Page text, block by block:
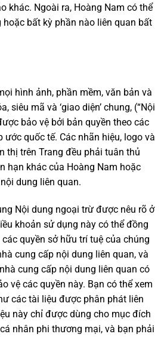
khác. Ngoài ra, Hoàng Nam có thể
hoặc bất kỳ phần nào liên quan bất
hình ảnh, phần mềm, văn bản và
siêu mã và ‘giao diện’ chung, (“Nội
bảo vệ bởi bản quyền theo các
ước quốc tế. Các nhãn hiệu, logo và
thị trên Trang đều phải tuân thủ
hạn khác của Hoàng Nam hoặc
dung liên quan.
Nội dung ngoại trừ được nêu rõ ở
khoản sử dụng này có thể đồng
quyền sở hữu trí tuệ của chúng
cung cấp nội dung liên quan, và
cung cấp nội dung liên quan có
vệ các quyền này. Bạn có thể xem
các tài liệu được phân phát liên
này chỉ được dùng cho mục đích
nhân phi thương mại, và bạn phải